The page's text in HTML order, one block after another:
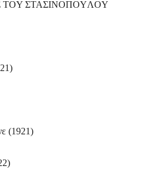
ΣTAΣINOΠOYΛOY
(1921)